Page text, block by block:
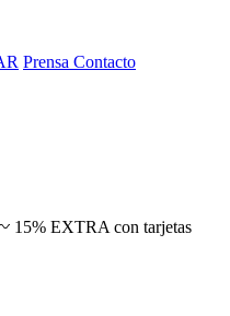
Prensa Contacto
15% EXTRA con tarjetas